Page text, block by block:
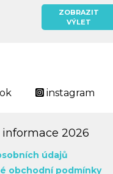
ZOBRAZIT
VÝLET
instagram
2026
údajů
obchodní podmínky